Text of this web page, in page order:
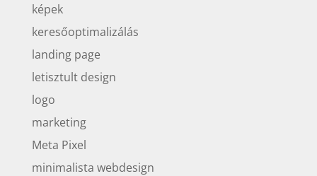
képek
keresőoptimalizálás
landing page
letisztult design
logo
marketing
Meta Pixel
minimalista webdesign